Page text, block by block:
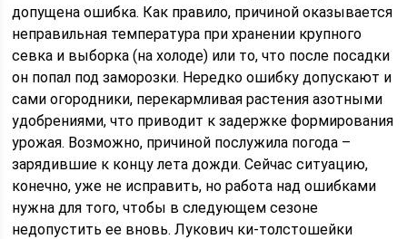
допущена ошибка. Как правило, причиной оказывается
неправильная температура при хранении крупного
севка и выборка (на холоде) или то, что после посадки
он попал под заморозки. Нередко ошибку допускают и
сами огородники, перекармливая растения азотными
удобрениями, что приводит к задержке формирования
урожая. Возможно, причиной послужила погода –
зарядившие к концу лета дожди. Сейчас ситуацию,
конечно, уже не исправить, но работа над ошибками
нужна для того, чтобы в следующем сезоне
недопустить ее вновь. Лукович ки-толстошейки